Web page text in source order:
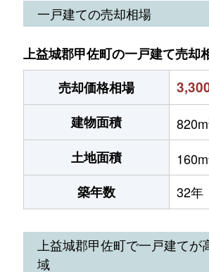
一戸建ての売却相場
上益城郡甲佐町の一戸建て売却
売却価格相場
建物面積 820m
土地面積 160m
築年数 32年
上益城郡甲佐町で一戸建てが
域